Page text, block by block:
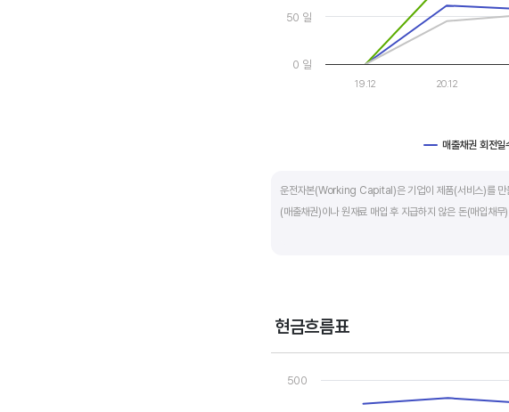
매출채권 회전일
19.12 20.12
0 일
50 일
운전자본(Working Capital)은 기업이 제품(서비스)를 만
(매출채권)이나 원재료 매입 후 지급하지 않은 돈(매입채무
운전자본 회전일수는 낮을 수록 좋습니다. 운전자본 회
운전자본 회전일수는 매출채권 회전일수 + 재고자산 회
회수하는데 걸리는 일수를 말하며 낮을수록 좋습니다. 재
현금흐름표
Chart
View as data table, Chart
The chart has 1 X axis displaying
500